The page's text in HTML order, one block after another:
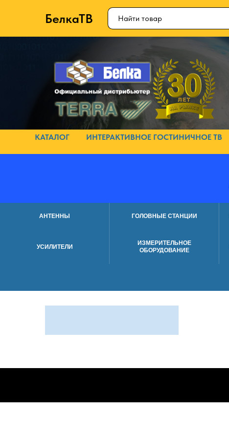
БелкаТВ
КАТАЛОГ ИНТЕРАКТИВНОЕ ГОСТИНИЧНОЕ ТВ
АНТЕННЫ ГОЛОВНЫЕ СТАНЦИИ
УСИЛИТЕЛИ
ИЗМЕРИТЕЛЬНОЕ
ОБОРУДОВАНИЕ